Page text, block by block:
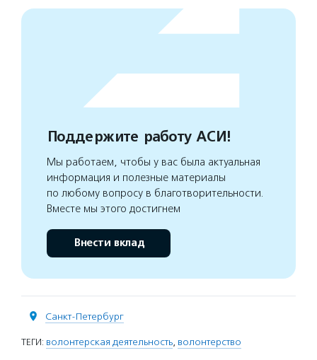
Поддержите работу АСИ!
Мы работаем, чтобы у вас была актуальная
информация и полезные материалы
по любому вопросу в благотворительности.
Вместе мы этого достигнем
Внести вклад
Санкт-Петербург
ТЕГИ: волонтерская деятельность, волонтерство